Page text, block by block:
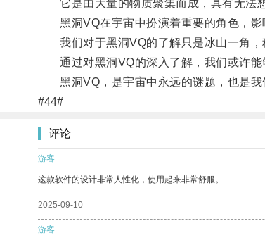
它是由大量的物质聚集而成，具有无法想
黑洞VQ在宇宙中扮演着重要的角色，影
我们对于黑洞VQ的了解只是冰山一角，
通过对黑洞VQ的深入了解，我们或许能
黑洞VQ，是宇宙中永远的谜题，也是我
#44#
评论
游客
这款软件的设计非常人性化，使用起来非常舒服。
2025-09-10
游客